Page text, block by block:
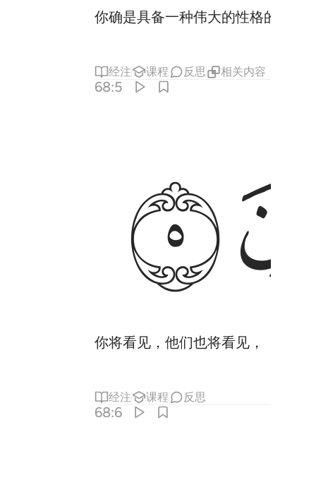
你确是具备一种伟大的性格的。
经注 课程 反思 相关内容
68:5
ﲒ
你将看见，他们也将看见，
经注 课程 反思
68:6